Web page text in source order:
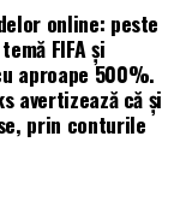
neplăcute
ar fi iluminare
multe
moderne de
să fie mereu la
online: peste
FIFA și
aproape 500%.
avertizează că și
prin conturile